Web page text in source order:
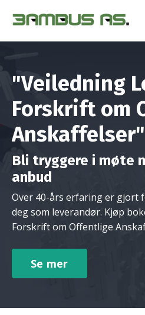
"Veiledning
Forskrift om
Anskaffelser"
Bli tryggere i møte
anbud
Over 40-års erfaring er gjort
deg som leverandør. Kjøp
Forskrift om Offentlige
Se mer